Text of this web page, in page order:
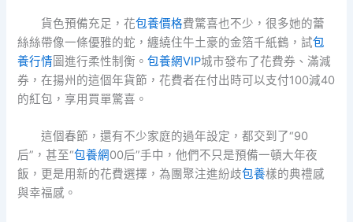
貨色預備充足，花包養價格費驚喜也不少，很多她的蕾
絲絲帶像一條優雅的蛇，纏繞住牛土豪的金箔千紙鶴，試包
養行情 圖進行柔性制衡。包養網VIP城市發布了花費券、滿減
券，在揚州的這個年貨節，花費者在付出時可以支付100減40
的紅包，享用買單驚喜。
這個春節，還有不少家庭的過年設定，都交到了“90
后”，甚至“包養網00后”手中，他們不只是預備一頓大年夜
飯，更是用新的花費選擇，為團聚注進紛歧包養樣的典禮感
與幸福感。